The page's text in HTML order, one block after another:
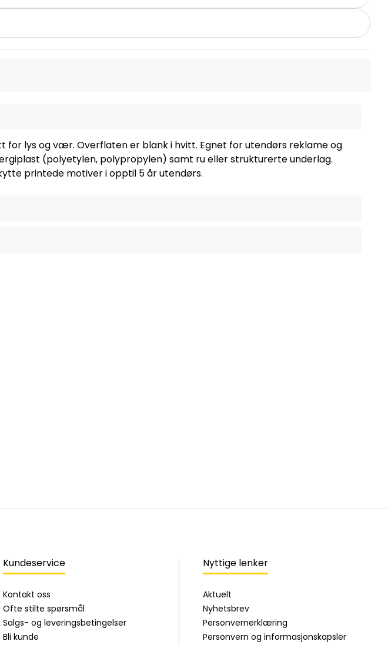
lys og vær. Overflaten er blank i hvitt. Egnet for utendørs reklame og
(polyetylen, polypropylen) samt ru eller strukturerte underlag.
printede motiver i opptil 5 år utendørs.
Kundeservice
Kontakt oss
Ofte stilte spørsmål
Salgs- og leveringsbetingelser
Bli kunde
Nyttige lenker
Aktuelt
Nyhetsbrev
Personvernerklæring
Personvern og informasjonskapsler